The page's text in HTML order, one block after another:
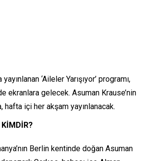
‘Aileler Yarışıyor’ programı,
ekranlara gelecek. Asuman Krause’nin
hafta içi her akşam yayınlanacak.
Berlin kentinde doğan Asuman